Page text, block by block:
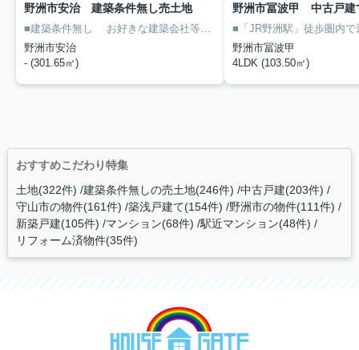
野洲市安治 建築条件無し売土地
■建築条件無し お好きな建築会社等で建築できます。 ■現況更地
野洲市安治
- (301.65㎡)
野洲市冨波甲 中古戸建
野洲市冨波甲
4LDK (103.50㎡)
おすすめこだわり特集
土地(322件) 建築条件無しの売土地(246件) 中古戸建(203件)
守山市の物件(161件) 築浅戸建て(154件) 野洲市の物件(111件)
新築戸建(105件) マンション(68件) 駅近マンション(48件)
リフォーム済物件(35件)